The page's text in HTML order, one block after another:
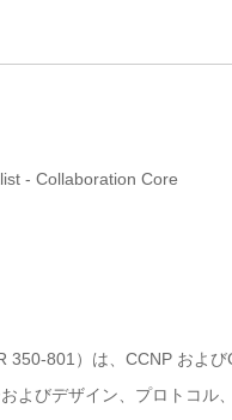
- Collaboration Core
801）は、CCNP およ
びデザイン、プロトコル